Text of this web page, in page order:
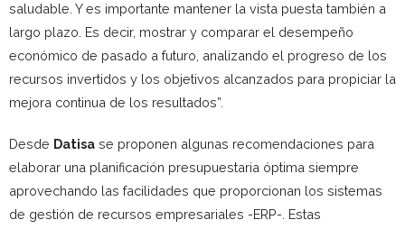
saludable. Y es importante mantener la vista puesta también a
largo plazo. Es decir, mostrar y comparar el desempeño
económico de pasado a futuro, analizando el progreso de los
recursos invertidos y los objetivos alcanzados para propiciar la
mejora continua de los resultados”.
Desde Datisa se proponen algunas recomendaciones para
elaborar una planificación presupuestaria óptima siempre
aprovechando las facilidades que proporcionan los sistemas
de gestión de recursos empresariales -ERP-. Estas